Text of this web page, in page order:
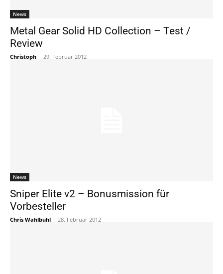
News
Metal Gear Solid HD Collection – Test /
Review
Christoph - 29. Februar 2012
News
Sniper Elite v2 – Bonusmission für
Vorbesteller
Chris Wahlbuhl - 28. Februar 2012